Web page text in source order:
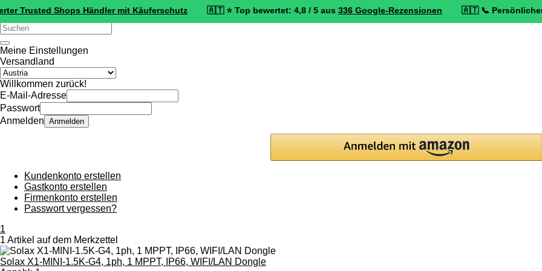
Shops Händler mit Käuferschutz🇦🇹 ⭐ Top bewertet: 4,8 / 5 aus336 Google-Rezensionen🇦🇹 📞 Persönlicher Service:
Verwende
die
oben
und
unten,
um
das
Eingabetaste,
zum
ausgewählten
gelangen.
Benutzer
von
Meine Einstellungen
Versandland
Willkommen zurück!
E-Mail-Adresse
Passwort
Anmelden Anmelden
Kundenkonto erstellen
Gastkonto erstellen
Firmenkonto erstellen
Passwort vergessen?
1
1 Artikel auf dem Merkzettel
Solax X1-MINI-1.5K-G4, 1ph, 1 MPPT, IP66, WIFI/LAN Dongle